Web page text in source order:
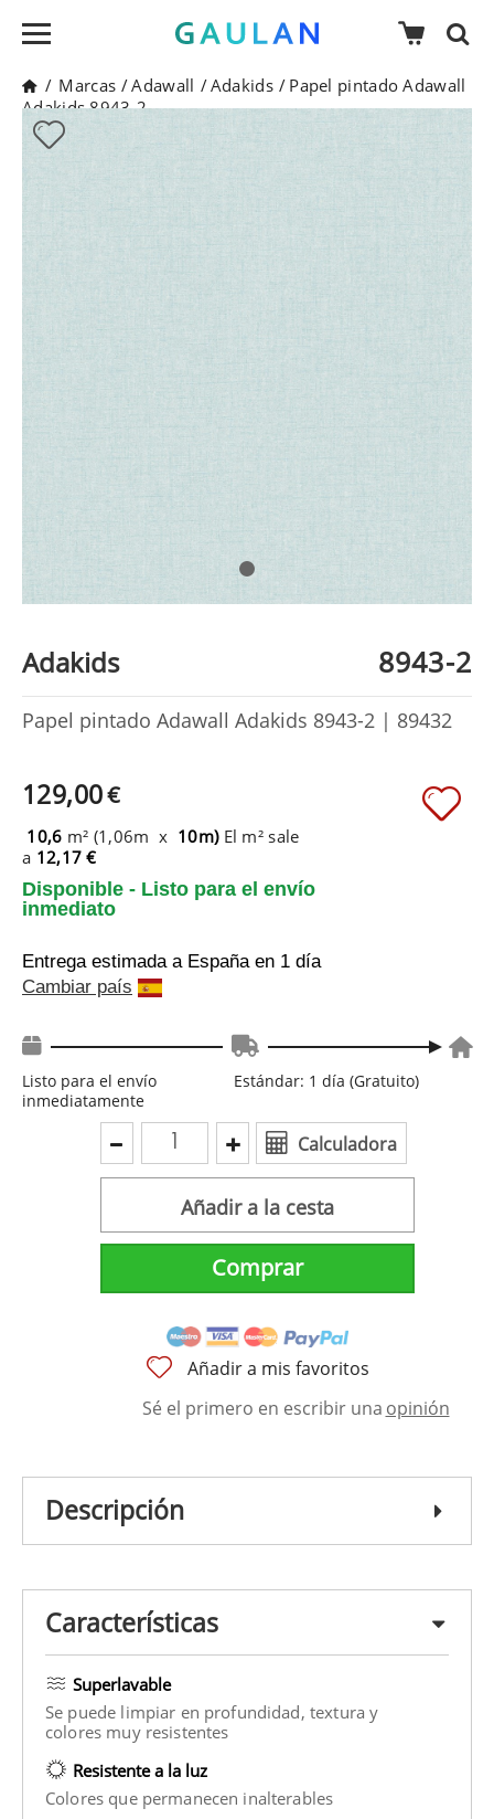
/ Marcas /Adawall /Adakids / Papel pintado Adawall
Adakids 8943-2
Adakids 8943-2
Papel pintado Adawall Adakids 8943-2 | 89432
129,00€
10,6 m² (1,06m x 10m) El m² sale
a 12,17 €
Disponible - Listo para el envío
inmediato
Entrega estimada a España en 1 día
Cambiar país
Listo para el envío
inmediatamente
Estándar: 1 día (Gratuito)
Calculadora
Añadir a la cesta
Comprar
Añadir a mis favoritos
Sé el primero en escribir una opinión
Descripción
Características
Superlavable
Se puede limpiar en profundidad, textura y
colores muy resistentes
Resistente a la luz
Colores que permanecen inalterables